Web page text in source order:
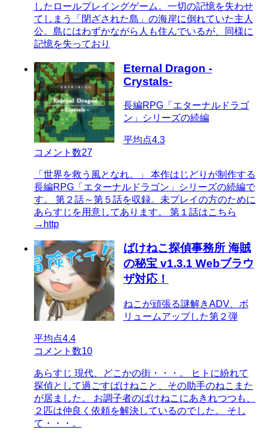
したロールプレイングゲーム。一切の記憶を失わせ
てしまう「閉ざされた島」の海岸に倒れていた主人
公。島にはわずかながら人も住んでいるが、同様に
記憶を失っており
Eternal Dragon -
Crystals-
長編RPG「エターナルドラゴ
ン」シリーズの続編
平均点4.3
コメント数27
「世界を救う風となれ。」 本作はじどりが制作する
長編RPG「エターナルドラゴン」シリーズの続編で
す。 第２話～第５話を収録。未プレイの方のために
あらすじを用意してあります。 第１話はこちら
→http
ばけねこ探偵事務所 海賊
の秘宝 v1.3.1 Webブラウ
ザ対応！
ねこが頑張る謎解きADV、ボ
リュームアップした第２弾
平均点4.4
コメント数10
あらすじ 現代、どこかの街・・・。 ヒトに紛れて
探偵として過ごすばけねこと、その助手のねこまた
が居ました。 お調子者のばけねこにあきれつつも、
２匹は仲良く依頼を解決しているのでした。 そし
て・・・。